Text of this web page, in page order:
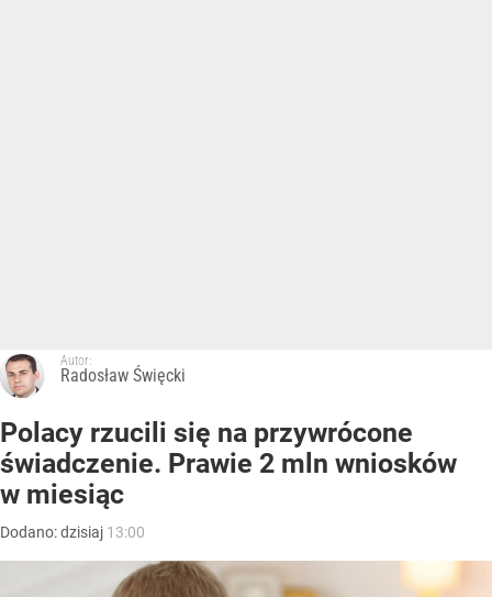
Autor:
Radosław Święcki
Polacy rzucili się na przywrócone
świadczenie. Prawie 2 mln wniosków
w miesiąc
Dodano:dzisiaj 13:00